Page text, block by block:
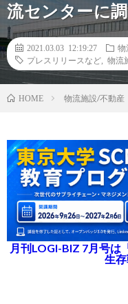
流センターに
2021.03.03 12:19:27
物
プレスリリースなど
物流
HOME 物流施設/不動産
月刊LOGI-BIZ 7月号は
生